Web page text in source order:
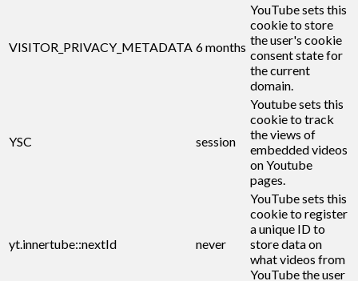
VISITOR_PRIVACY_METADATA 6 months
YouTube sets this
cookie to store
the user's cookie
consent state for
the current
domain.
YSC session
Youtube sets this
cookie to track
the views of
embedded videos
on Youtube
pages.
yt.innertube::nextId never
YouTube sets this
cookie to register
a unique ID to
store data on
what videos from
YouTube the user